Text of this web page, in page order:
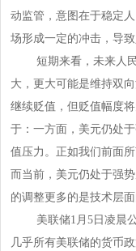
动监管，意图在于稳定
场形成一定的冲击，导
短期来看，未来人民
大，更大可能是维持双
继续贬值，但贬值幅度
于：一方面，美元仍处
值压力。正如我们前面
而当前，美元仍处于强
的调整更多的是技术层面
美联储1月5日凌晨公
几乎所有美联储的货币